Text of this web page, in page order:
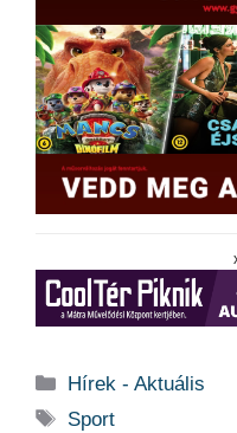
Kategória
Hírek - Aktuális
Címkék
Sport